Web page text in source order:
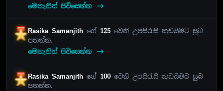
මෙතැනින් පිවිසෙන්න
Rasika Samanjithගේ 125 වෙනි උපසිරැසි කඩයීමට සුබ
පතන්න.
මෙතැනින් පිවිසෙන්න
Rasika Samanjithගේ 100වෙනි උපසිරැසි කඩයීමට සුබ
පතන්න.